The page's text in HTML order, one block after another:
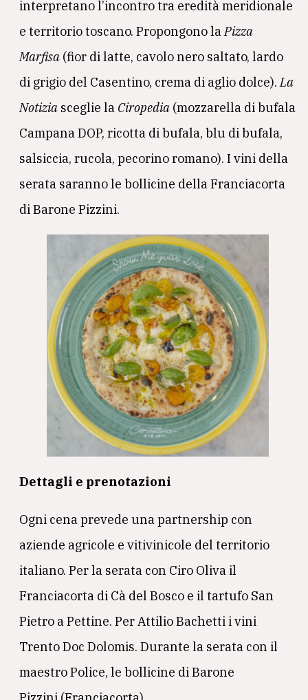
interpretano l’incontro tra eredità meridionale
e territorio toscano. Propongono laPizza
Marfisa (fior di latte, cavolo nero saltato, lardo
di grigio del Casentino, crema di aglio dolce).La
Notizia sceglie la Ciropedia (mozzarella di bufala
Campana DOP, ricotta di bufala, blu di bufala,
salsiccia, rucola, pecorino romano). I vini della
serata saranno le bollicine della Franciacorta
di Barone Pizzini.
Dettagli e prenotazioni
Ogni cena prevede una partnership con
aziende agricole e vitivinicole del territorio
italiano. Per la serata con Ciro Oliva il
Franciacorta di Cà del Bosco e il tartufo San
Pietro a Pettine. Per Attilio Bachetti i vini
Trento Doc Dolomis. Durante la serata con il
maestro Police, le bollicine di Barone